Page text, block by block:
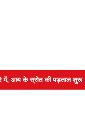
के स्रोत की पड़ताल शुरू